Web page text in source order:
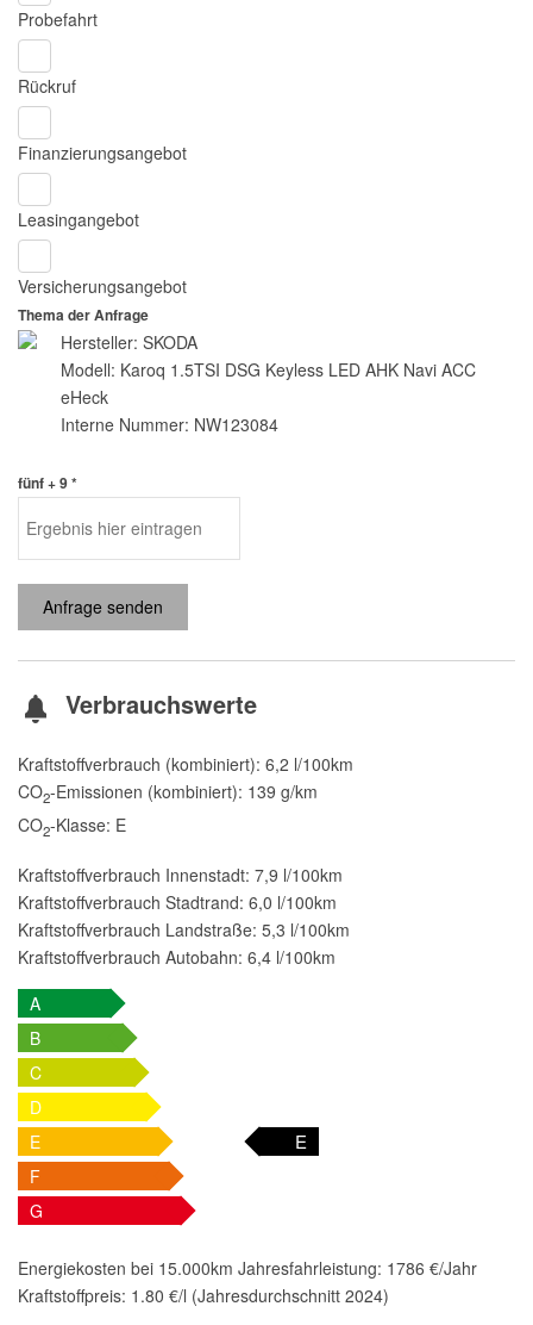
Probefahrt
Rückruf
Finanzierungsangebot
Leasingangebot
Versicherungsangebot
Thema der Anfrage
Hersteller: SKODA
Modell: Karoq 1.5TSI DSG Keyless LED AHK Navi ACC
eHeck
Interne Nummer: NW123084
fünf + 9 *
Anfrage senden
Verbrauchswerte
Kraftstoffverbrauch (kombiniert): 6,2 l/100km
CO2-Emissionen (kombiniert): 139 g/km
CO2-Klasse: E
Kraftstoffverbrauch Innenstadt: 7,9 l/100km
Kraftstoffverbrauch Stadtrand: 6,0 l/100km
Kraftstoffverbrauch Landstraße: 5,3 l/100km
Kraftstoffverbrauch Autobahn: 6,4 l/100km
A
B
C
D
E
E
F
G
Energiekosten bei 15.000km Jahresfahrleistung: 1786 €/Jahr
Kraftstoffpreis: 1.80 €/l (Jahresdurchschnitt 2024)